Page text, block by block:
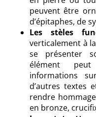
peuvent être
d’épitaphes, de
Les stèles
verticalement à
se présenter
élément
informations
d’autres textes
rendre
en bronze,